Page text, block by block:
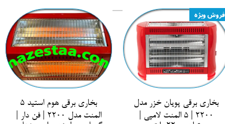
بخاری برقی پویان خزر مدل
2200 | 5 المنت لامپی |
فروش ویژه
بخاری برقی هوم استید 5
المنت مدل 2200 | فن دار |